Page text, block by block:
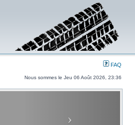
FAQ
Nous sommes le Jeu 06 Août 2026, 23:36